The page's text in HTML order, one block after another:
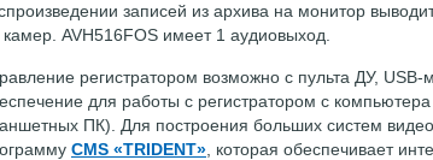
записей из архива на монитор
AVH516FOS имеет 1 аудиовыход.
регистратором возможно с пульта ДУ,
для работы с регистратором с
ПК). Для построения больших систем
CMS «TRIDENT» , которая обеспечивает